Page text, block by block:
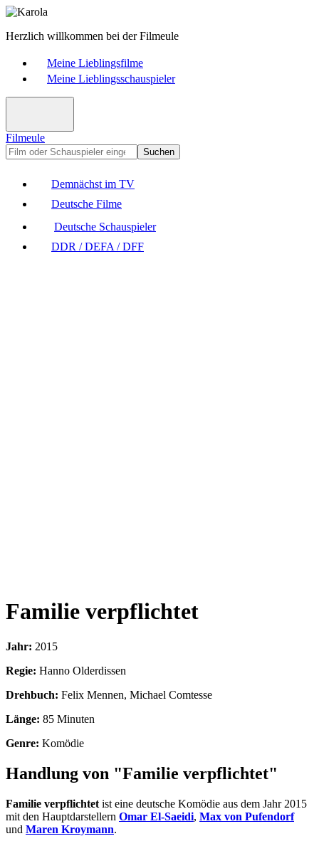
Herzlich willkommen bei der Filmeule
Meine Lieblingsfilme
Meine Lieblingsschauspieler
Filmeule
Suchen
Demnächst im TV
Deutsche Filme
Deutsche Schauspieler
DDR / DEFA / DFF
Familie verpflichtet
Jahr: 2015
Regie: Hanno Olderdissen
Drehbuch: Felix Mennen, Michael Comtesse
Länge: 85 Minuten
Genre: Komödie
Handlung von "Familie verpflichtet"
Familie verpflichtet ist eine deutsche Komödie aus dem Jahr 2015
mit den Hauptdarstellern Omar El-Saeidi, Max von Pufendorf
und Maren Kroymann.